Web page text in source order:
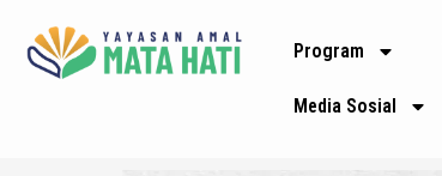
Program
Media Sosial